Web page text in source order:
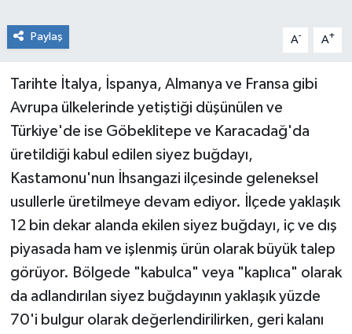
Paylaş A- A+
Tarihte İtalya, İspanya, Almanya ve Fransa gibi
Avrupa ülkelerinde yetiştiği düşünülen ve
Türkiye'de ise Göbeklitepe ve Karacadağ'da
üretildiği kabul edilen siyez buğdayı,
Kastamonu'nun İhsangazi ilçesinde geleneksel
usullerle üretilmeye devam ediyor. İlçede yaklaşık
12 bin dekar alanda ekilen siyez buğdayı, iç ve dış
piyasada ham ve işlenmiş ürün olarak büyük talep
görüyor. Bölgede "kabulca" veya "kaplıca" olarak
da adlandırılan siyez buğdayının yaklaşık yüzde
70'i bulgur olarak değerlendirilirken, geri kalanı